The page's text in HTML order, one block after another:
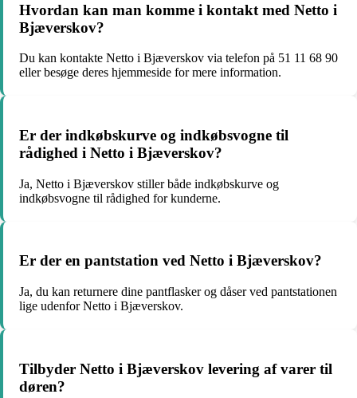
Hvordan kan man komme i kontakt med Netto i
Bjæverskov?
Du kan kontakte Netto i Bjæverskov via telefon på 51 11 68 90
eller besøge deres hjemmeside for mere information.
Er der indkøbskurve og indkøbsvogne til
rådighed i Netto i Bjæverskov?
Ja, Netto i Bjæverskov stiller både indkøbskurve og
indkøbsvogne til rådighed for kunderne.
Er der en pantstation ved Netto i Bjæverskov?
Ja, du kan returnere dine pantflasker og dåser ved pantstationen
lige udenfor Netto i Bjæverskov.
Tilbyder Netto i Bjæverskov levering af varer til
døren?